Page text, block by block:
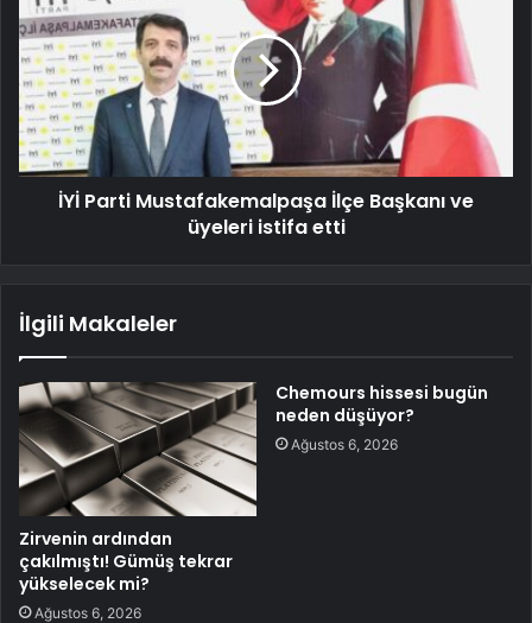
İYİ Parti Mustafakemalpaşa İlçe Başkanı ve
üyeleri istifa etti
İlgili Makaleler
Zirvenin ardından
çakılmıştı! Gümüş tekrar
yükselecek mi?
Ağustos 6, 2026
Chemours hissesi bugün
neden düşüyor?
Ağustos 6, 2026